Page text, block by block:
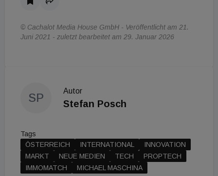
© Cachalot Media House GmbH - Veröffentlicht am 21.
Juni 2021 - zuletzt bearbeitet am 29. Januar 2026
SP
Autor
Stefan Posch
Tags
ÖSTERREICH
INTERNATIONAL
INNOVATION
MARKT
NEUE MEDIEN TECH
PROPTECH
IMMOMATCH
MICHAEL MASCHINA